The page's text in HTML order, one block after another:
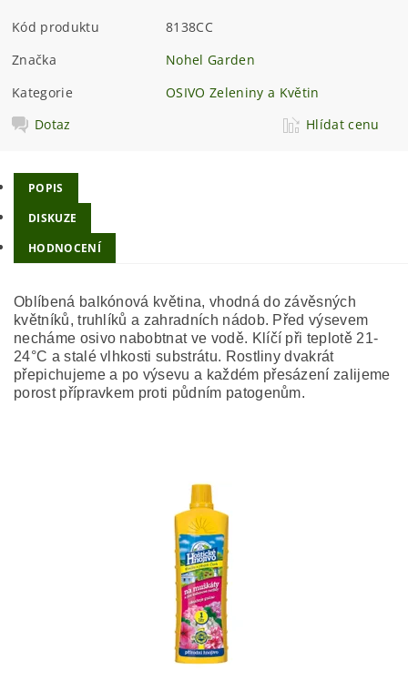
Kód produktu
8138CC
Značka
Nohel Garden
Kategorie
OSIVO Zeleniny a Květin
Dotaz
Hlídat cenu
POPIS
DISKUZE
HODNOCENÍ
Oblíbená balkónová květina, vhodná do závěsných
květníků, truhlíků a zahradních nádob. Před výsevem
necháme osivo nabobtnat ve vodě. Klíčí při teplotě 21-
24°C a stalé vlhkosti substrátu. Rostliny dvakrát
přepichujeme a po výsevu a každém přesázení zalijeme
porost přípravkem proti půdním patogenům.